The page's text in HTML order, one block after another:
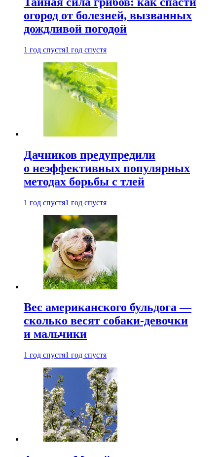
огород от болезней, вызванных
дождливой погодой
1 год спустя1 год спустя
Дачников предупредили
о неэффективных популярных
методах борьбы с тлей
1 год спустя1 год спустя
Вес американского бульдога —
сколько весят собаки-девочки
и мальчики
1 год спустя1 год спустя